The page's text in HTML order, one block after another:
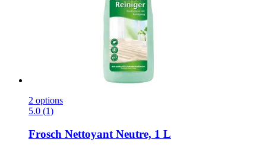
2 options
5.0 (1)
Frosch Nettoyant Neutre, 1 L